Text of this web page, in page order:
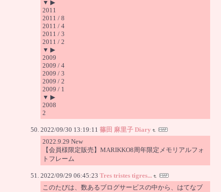
▼ ▶
2011
2011 / 8
2011 / 4
2011 / 3
2011 / 2
▼ ▶
2009
2009 / 4
2009 / 3
2009 / 2
2009 / 1
▼ ▶
2008
2
2022/09/30 13:19:11 篠田 麻里子 Diary
2022.9.29 New
【会員様限定販売】MARIKKO8周年限定メモリアルフォ
トフレーム
2022/09/29 06:45:23 Tres tristes tigres...
このたびは、数あるブログサービスの中から、はてなブ